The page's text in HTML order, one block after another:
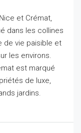
et Crémat,
dans les collines
de vie paisible et
les environs.
est marqué
de luxe,
jardins.